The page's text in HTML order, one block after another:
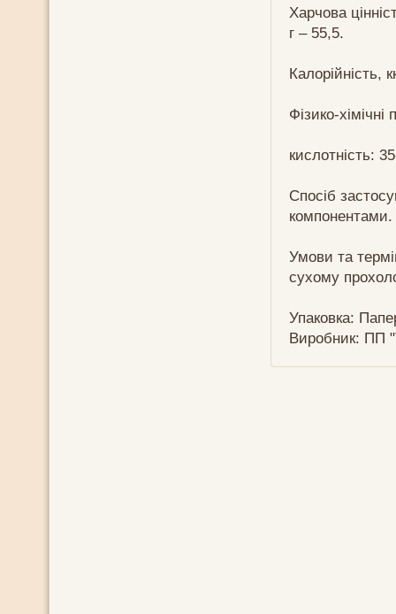
Харчова
г – 55,5.
Калорійність,
Фізико-
кислотність:
Спосіб
компонентами.
Умови та
сухому
Упаковка:
Виробник: ПП